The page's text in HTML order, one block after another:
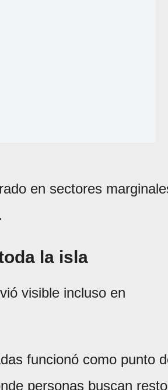
en sectores
la isla
visible incluso en
funcionó como punto
personas buscan